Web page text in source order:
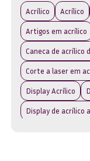
BRINDE EM ACRÍLICO: DESCUBRA AS MELHORES OPÇÕES
PARA SUA MARCA
BRINDE EM ACRÍLICO: DESCUBRA COMO ESCOLHER O
IDEAL PARA SUA
BRINDE EM ACRÍLICO: IDEIAS CRIATIVAS PARA
PRESENTEAR
Acrílico Acrílico
Artigos em acrílico
Caneca de acrílico
Corte a laser em
Display Acrílico
Display de acrílico